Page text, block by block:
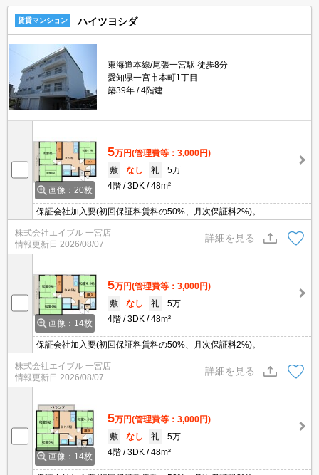
賃貸マンション ハイツヨシダ
東海道本線/尾張一宮駅 徒歩8分
愛知県一宮市本町1丁目
築39年
4階建
画像：20枚
5万円(管理費等：3,000円)
敷
なし 礼
5万
4階
3DK 48m²
保証会社加入要(初回保証料賃料の50%、月次保証料2%)。
株式会社エイブル 一宮店
情報更新日 2026/08/07
詳細を見る
画像：14枚
5万円(管理費等：3,000円)
敷
なし 礼
5万
4階
3DK 48m²
保証会社加入要(初回保証料賃料の50%、月次保証料2%)。
株式会社エイブル 一宮店
情報更新日 2026/08/07
詳細を見る
画像：14枚
5万円(管理費等：3,000円)
敷
なし 礼
5万
4階
3DK 48m²